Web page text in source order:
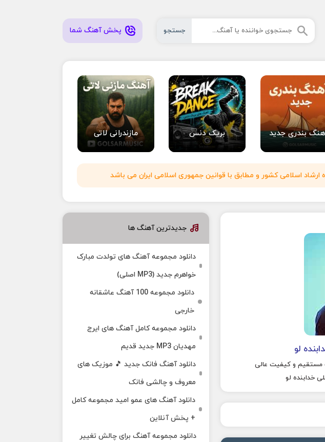
جستجو پخش آهنگ شما
بندری جدید بریک دنس مازندرانی لاتی
اسلامی کشور و مطابق با قوانین جمهوری اسلامی ایران می باشد
لو
مستقیم و کیفیت عالی
خدابنده لو
جدیدترین آهنگ ها
دانلود مجموعه آهنگ های تولدت مبارک
خواهرم جدید (MP3 اصلی)
دانلود مجموعه 100 آهنگ عاشقانه
خارجی
دانلود مجموعه کامل آهنگ های ایرج
مهدیان MP3 جدید قدیم
دانلود آهنگ فانک جدید 🎵 موزیک‌ های
معروف و چالشی فانک
دانلود آهنگ های عمو امید مجموعه کامل
+ پخش آنلاین
دانلود مجموعه آهنگ برای چالش تغییر